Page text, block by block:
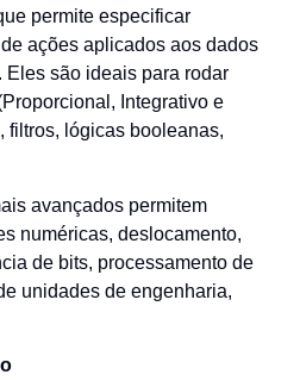
permite especificar
ações aplicados aos dados
Eles são ideais para rodar
Integrativo e
filtros, lógicas booleanas,
avançados permitem
numéricas, deslocamento,
de bits, processamento de
unidades de engenharia,